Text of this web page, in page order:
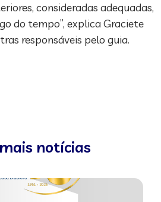
consideradas adequadas,
do tempo”, explica Graciete
responsáveis pelo guia.
notícias